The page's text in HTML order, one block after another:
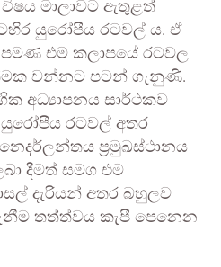
විෂය මාලාවට ඇතුළත්
යුරෝපීය රටවල් ය. ඒ
එම කලාපයේ රටවල
වන්නට පටන් ගැනුණි.
අධ්‍යාපනය සාර්ථකව
රටවල් අතර
ප්‍රමුඛස්ථානය
දීමත් සමග එම
දැරියන් අතර බහුලව
තත්ත්වය කැපී පෙනෙන